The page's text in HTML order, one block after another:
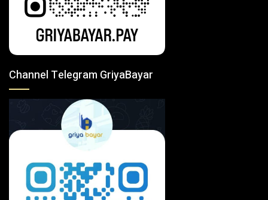
Channel Telegram GriyaBayar